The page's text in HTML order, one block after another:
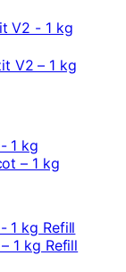
V2 – 1 kg
– 1 kg
1 kg Refill